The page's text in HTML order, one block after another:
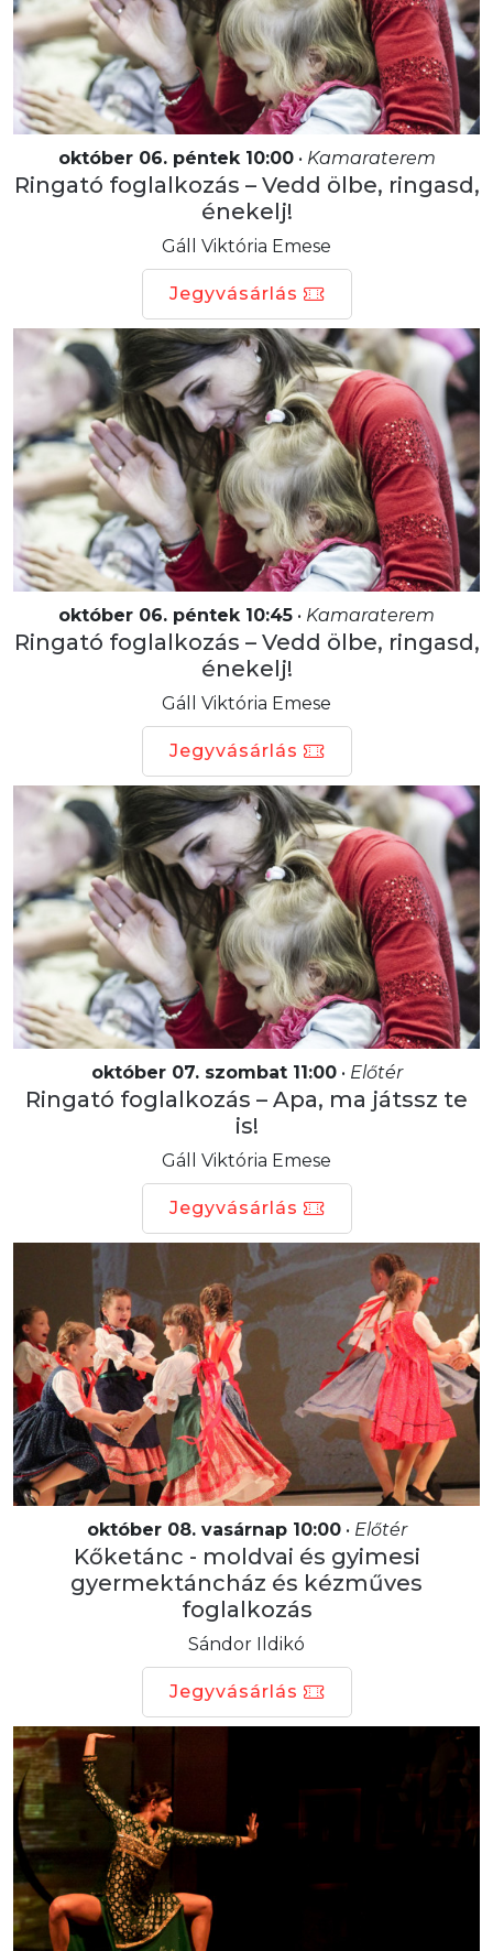
október 06. péntek 10:00• Kamaraterem
Ringató foglalkozás – Vedd ölbe, ringasd,
énekelj!
Gáll Viktória Emese
Jegyvásárlás
október 06. péntek 10:45 • Kamaraterem
Ringató foglalkozás – Vedd ölbe, ringasd,
énekelj!
Gáll Viktória Emese
Jegyvásárlás
október 07. szombat 11:00• Előtér
Ringató foglalkozás – Apa, ma játssz te
is!
Gáll Viktória Emese
Jegyvásárlás
október 08. vasárnap 10:00• Előtér
Kőketánc - moldvai és gyimesi
gyermektáncház és kézműves
foglalkozás
Sándor Ildikó
Jegyvásárlás